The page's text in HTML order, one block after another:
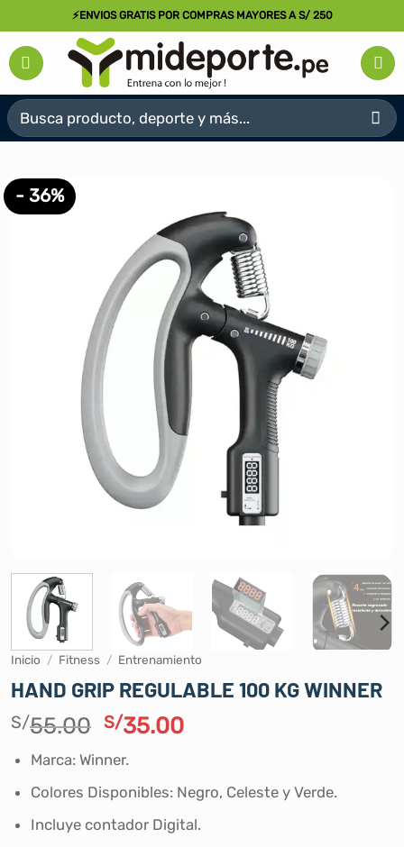
al
contenido
⚡ENVIOS GRATIS POR COMPRAS MAYORES A S/ 250
Buscar
por:
- 36%
Inicio / Fitness / Entrenamiento
HAND GRIP REGULABLE 100 KG WINNER
S/55.00 El
original
era:
S/55.00.
S/35.00El
es:
S/35.00.
Marca: Winner.
Colores Disponibles: Negro, Celeste y Verde.
Incluye contador Digital.